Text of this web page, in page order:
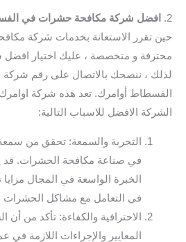
2.
افضل شركة مكافحة حشرات في
حين تقرر الاستعانة بخدمات شركة
محترفة و متخصصة ، عليك اختيار
لذلك ، ننصحك بالاتصال على رقم
الفسطاط أوامرك. تعد هذه شركة
الشركة الافضل للاسباب التالية:
التجربة والسمعة: تحقق من
في صناعة مكافحة الحشرات. قد
الخبرة الواسعة في المجال مزايا
في التعامل مع مشاكل الحشرات
الاحترافية والكفاءة: تأكد من أن
المعايير والإجراءات اللازمة